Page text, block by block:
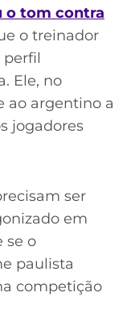
o tom contra
o treinador
Ele, no
ao argentino a
jogadores
ser
em
se o
paulista
competição